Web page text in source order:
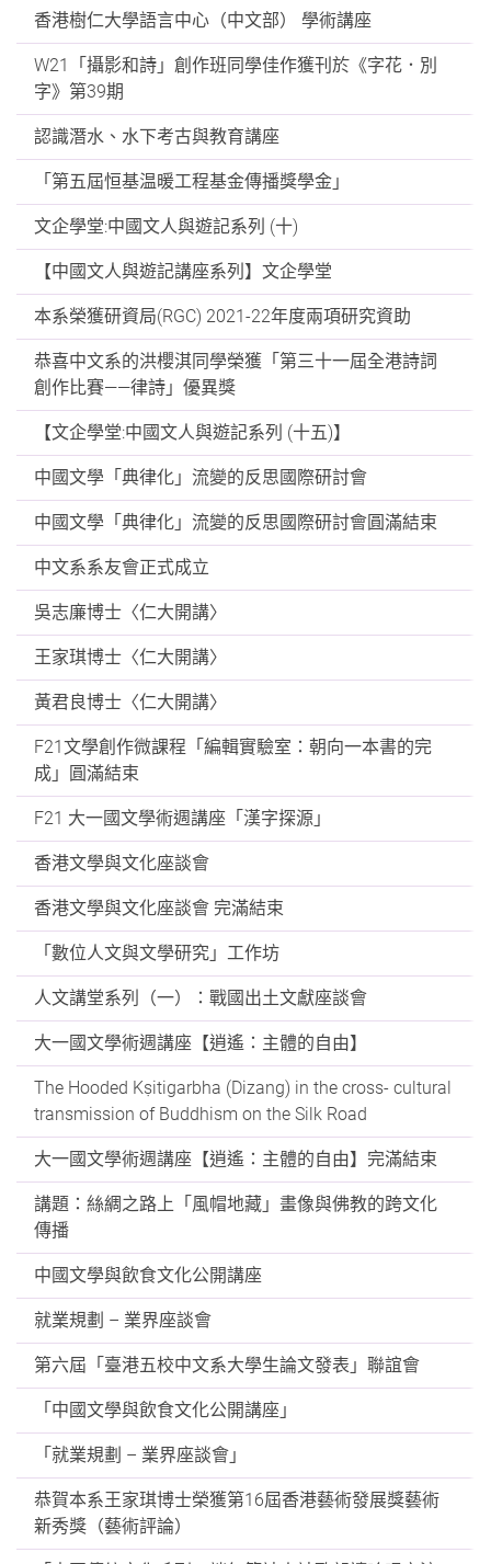
香港樹仁大學語言中心（中文部） 學術講座
W21「攝影和詩」創作班同學佳作獲刊於《字花．別
字》第39期
認識潛水、水下考古與教育講座
「第五屆恒基温暖工程基金傳播獎學金」
文企學堂:中國文人與遊記系列 (十)
【中國文人與遊記講座系列】文企學堂
本系榮獲研資局(RGC) 2021-22年度兩項研究資助
恭喜中文系的洪櫻淇同學榮獲「第三十一屆全港詩詞
創作比賽——律詩」優異獎
【文企學堂:中國文人與遊記系列 (十五)】
中國文學「典律化」流變的反思國際研討會
中國文學「典律化」流變的反思國際研討會圓滿結束
中文系系友會正式成立
吳志廉博士〈仁大開講〉
王家琪博士〈仁大開講〉
黃君良博士〈仁大開講〉
F21文學創作微課程「編輯實驗室：朝向一本書的完
成」圓滿結束
F21 大一國文學術週講座「漢字探源」
香港文學與文化座談會
香港文學與文化座談會 完滿結束
「數位人文與文學研究」工作坊
人文講堂系列（一）：戰國出土文獻座談會
大一國文學術週講座【逍遙：主體的自由】
The Hooded Kṣitigarbha (Dizang) in the cross- cultural
transmission of Buddhism on the Silk Road
大一國文學術週講座【逍遙：主體的自由】完滿結束
講題：絲綢之路上「風帽地藏」畫像與佛教的跨文化
傳播
中國文學與飲食文化公開講座
就業規劃 – 業界座談會
第六屆「臺港五校中文系大學生論文發表」聯誼會
「中國文學與飲食文化公開講座」
「就業規劃 – 業界座談會」
恭賀本系王家琪博士榮獲第16屆香港藝術發展獎藝術
新秀獎（藝術評論）